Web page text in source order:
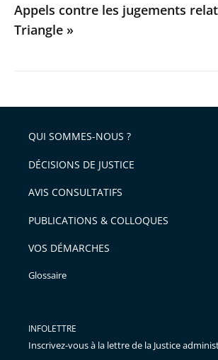
Appels contre les jugements
Triangle »
QUI SOMMES-NOUS ?
DÉCISIONS DE JUSTICE
AVIS CONSULTATIFS
PUBLICATIONS & COLLOQUES
VOS DÉMARCHES
Glossaire
INFOLETTRE
Inscrivez-vous à la lettre de la Justice